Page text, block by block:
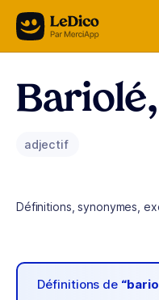
Aller au contenu
adjectif
Définitions, synonymes,
Définitions de